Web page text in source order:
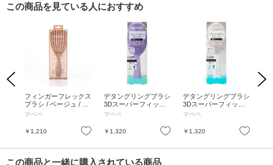
この商品を見ている人におすすめ
Previous
お気に入り
フィンガーフレックス
ブラシ / ベージュ / 1
個
マペペ
￥1,210 お気に入り
デタングリングブラシ
3Dスーパーフィット /
H236 W75 D41
マペペ
￥1,320 お気に入り
デタングリングブラシ
3Dスーパーフィット /
カラフルパーティ / 68
マペペ
￥1,320
Next
この商品と一緒に購入されている商品